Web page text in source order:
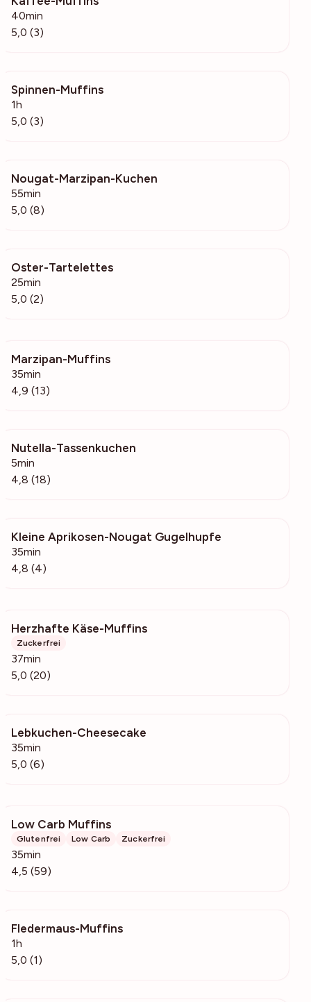
40min
5,0 (3)
Spinnen-Muffins
1h
5,0 (3)
Nougat-Marzipan-Kuchen
55min
5,0 (8)
Oster-Tartelettes
25min
5,0 (2)
Marzipan-Muffins
35min
4,9 (13)
Nutella-Tassenkuchen
5min
4,8 (18)
Kleine Aprikosen-Nougat Gugelhupfe
35min
4,8 (4)
Herzhafte Käse-Muffins
Zuckerfrei
37min
5,0 (20)
Lebkuchen-Cheesecake
35min
5,0 (6)
Low Carb Muffins
Glutenfrei Low Carb Zuckerfrei
35min
4,5 (59)
Fledermaus-Muffins
1h
5,0 (1)